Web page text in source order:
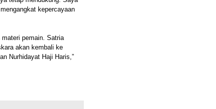
kepercayaan
pemain. Satria
akan kembali ke
Nurhidayat Haji Haris,”